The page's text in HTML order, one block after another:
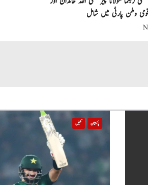
وطن پارٹی میں شامل
پاکستان کھیل